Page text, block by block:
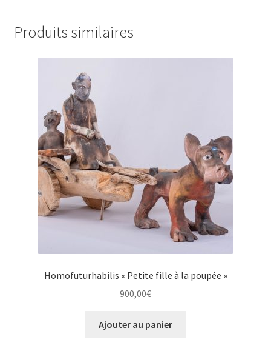
Produits similaires
Homofuturhabilis « Petite fille à la poupée »
900,00€
Ajouter au panier